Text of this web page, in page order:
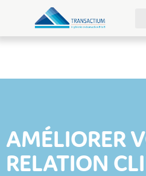
AMÉLIORER
RELATION